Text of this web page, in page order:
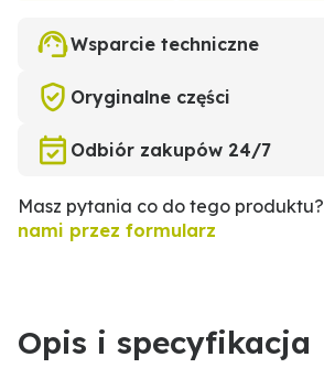
Wsparcie techniczne
Oryginalne części
Odbiór zakupów 24/7
Masz pytania co do tego produktu?
nami przez formularz
Opis i specyfikacja